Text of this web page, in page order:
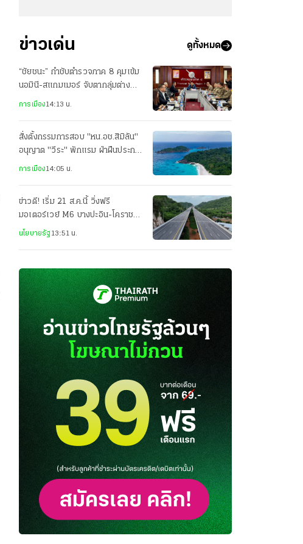
ข่าวเด่น ดูทั้งหมด
“ชัยชนะ” กำชับตำรวจภาค 8 คุมเข้ม
นอมินี-สแกมเมอร์ จับตากลุ่มต่าง
ชาติใช้ภูเก็ตเป็นฐานก่ออาชญากรรม
การเมือง14:13 น.
สั่งตั้งกรรมการสอบ "หน.อช.สิมิลัน"
อนุญาต "วีระ" พักแรม ฝ่าฝืนประกา
ศกรมฯ
การเมือง14:05 น.
ข่าวดี! เริ่ม 21 ส.ค.นี้ วิ่งฟรี
มอเตอร์เวย์ M6 บางปะอิน-โคราช
ทุกศุกร์-อาทิตย์ ถึงสิ้นปี 69
นโยบายรัฐ13:51 น.